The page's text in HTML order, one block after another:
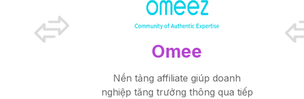
Omee
Nền tảng affiliate giúp doanh
nghiệp tăng trưởng thông qua tiếp